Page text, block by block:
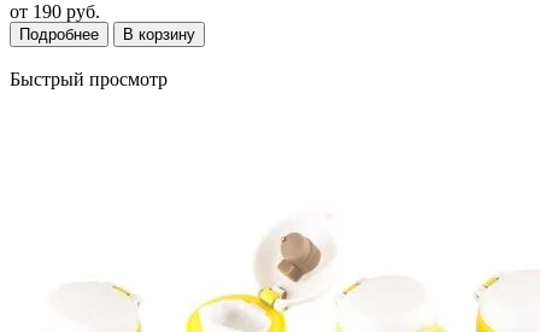
от 190 руб.
Подробнее В корзину
Быстрый просмотр